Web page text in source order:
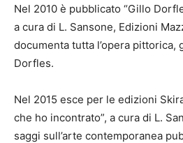
Nel 2010 è pubblicato “Gillo
a cura di L. Sansone, Edizioni
documenta tutta l’opera pittorica,
Dorfles.
Nel 2015 esce per le edizioni
che ho incontrato”, a cura di L.
saggi sull’arte contemporanea